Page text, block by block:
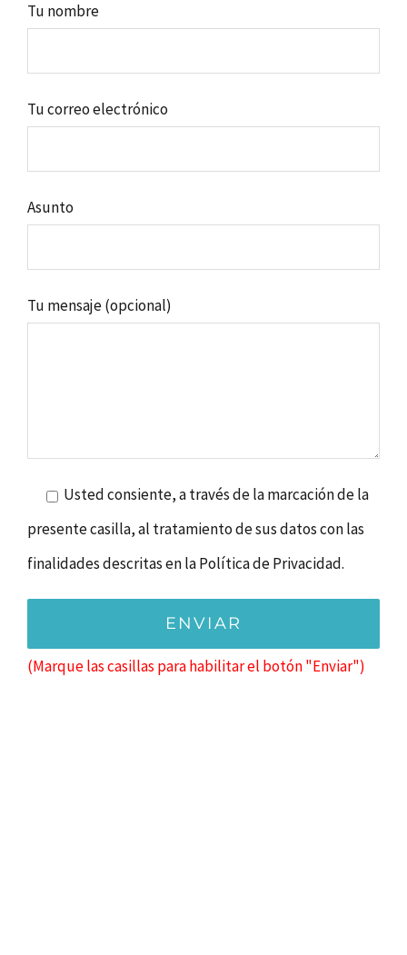
Tu nombre
Tu correo electrónico
Asunto
Tu mensaje (opcional)
Usted consiente, a través de la marcación de la
presente casilla, al tratamiento de sus datos con las
finalidades descritas en laPolítica de Privacidad.
(Marque las casillas para habilitar el botón "Enviar")